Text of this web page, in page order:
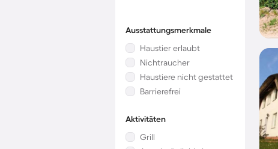
Kinderbett
Ausstattungsmerkmale
Haustier erlaubt
Nichtraucher
Haustiere nicht gestattet
Barrierefrei
Aktivitäten
Grill